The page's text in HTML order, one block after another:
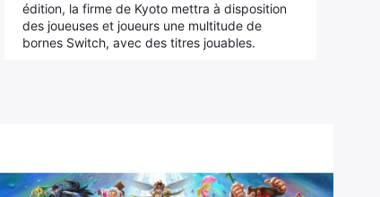
édition, la firme de Kyoto mettra à disposition
des joueuses et joueurs une multitude de
bornes Switch, avec des titres jouables.